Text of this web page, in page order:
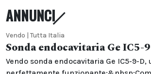
ANNUNCI
Vendo | Tutta Italia
Sonda endocavitaria Ge IC5-
Vendo sonda endocavitaria Ge IC5-9-